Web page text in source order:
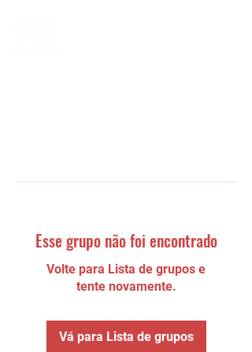
Esse grupo não foi encontrado
Volte para Lista de grupos e
tente novamente.
Vá para Lista de grupos